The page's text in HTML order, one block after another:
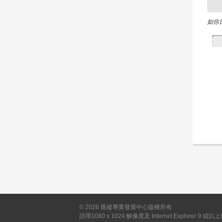
如你
© 2026 匯縱專業發展中心版權所有
請用1080 x 1024 解像度及 Internet Explorer 9 或以上